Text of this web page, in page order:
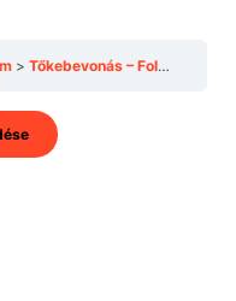
Tőkebevonás – Folyósítás, házasság – Kérdések